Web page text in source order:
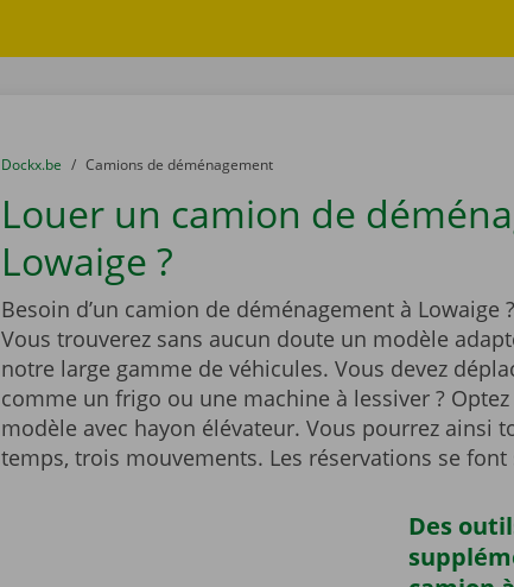
You are here:
du
Dockx.be to
Camions de déménagement
Louer un camion de
Lowaige ?
Besoin d’un camion de déménagement à Lowaige
Vous trouverez sans aucun doute un modèle
notre large gamme de véhicules. Vous devez
comme un frigo ou une machine à lessiver ?
modèle avec hayon élévateur. Vous pourrez ainsi
temps, trois mouvements. Les réservations se
Des